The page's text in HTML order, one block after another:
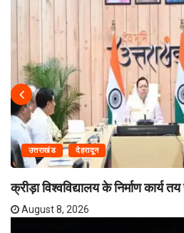
उत्तराखंड देहरादून
क्रीड़ा विश्वविद्यालय के निर्माण कार्य
August 8, 2026